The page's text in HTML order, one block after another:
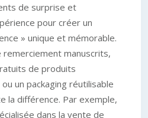
de surprise et
pour créer un
» unique et mémorable.
remerciement manuscrits,
de produits
un packaging réutilisable
la différence. Par exemple,
dans la vente de